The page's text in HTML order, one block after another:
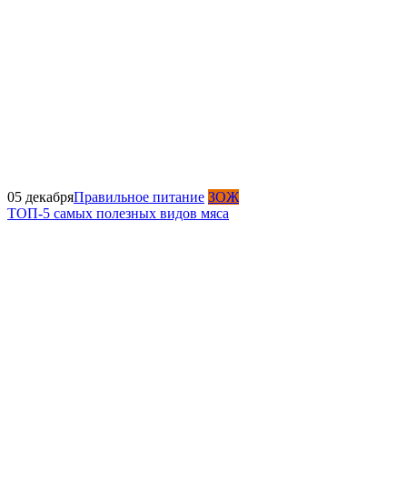
05 декабряПравильное питание ЗОЖ
ТОП-5 самых полезных видов мяса